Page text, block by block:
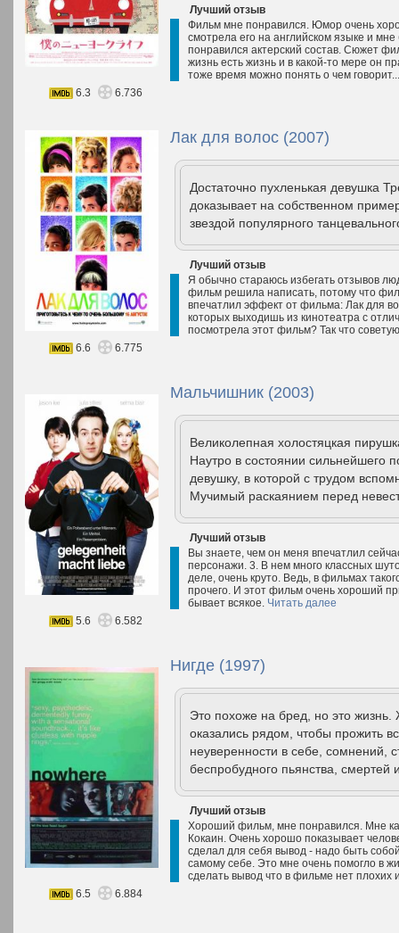
Лучший отзыв
Фильм мне понравился. Юмор очень
смотрела его на английском языке и
понравился актерский состав. Сюжет
жизнь есть жизнь и в какой-то мере он
тоже время можно понять о чем
6.3
6.736
Лак для волос (2007)
Достаточно пухленькая девушка
доказывает на собственном
звездой популярного
Лучший отзыв
Я обычно стараюсь избегать отзывов
фильм решила написать, потому что
впечатлил эффект от фильма: Лак для
которых выходишь из кинотеатра с
посмотрела этот фильм? Так что
6.6
6.775
Мальчишник (2003)
Великолепная холостяцкая
Наутро в состоянии сильнейшего
девушку, в которой с трудом
Мучимый раскаянием перед
Лучший отзыв
Вы знаете, чем он меня впечатлил
персонажи. 3. В нем много классных
деле, очень круто. Ведь, в фильмах
прочего. И этот фильм очень хороший
бывает всякое. Читать далее
5.6
6.582
Нигде (1997)
Это похоже на бред, но это
оказались рядом, чтобы прожить
неуверенности в себе, сомнений,
беспробудного пьянства,
Лучший отзыв
Хороший фильм, мне понравился. Мне
Кокаин. Очень хорошо показывает
сделал для себя вывод - надо быть
самому себе. Это мне очень помогло в
сделать вывод что в фильме нет плохих
6.5
6.884